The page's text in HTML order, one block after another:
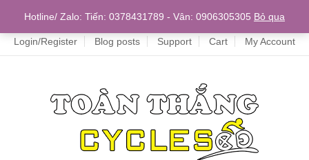
Home
Login/Register Blog posts Support Cart My Account
Hotline/ Zalo: Tiến: 0378431789 - Vân: 0906305305 Bỏ qua